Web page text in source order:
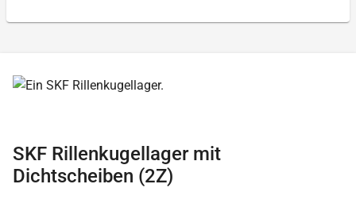
SKF Rillenkugellager mit
Dichtscheiben (2Z)